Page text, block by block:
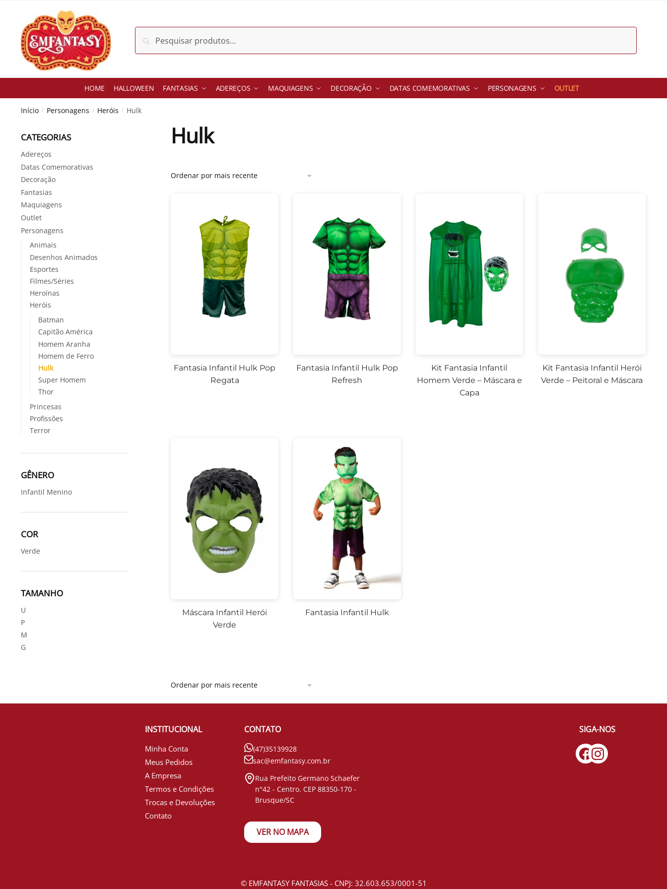
navigation
content
Pesquisar
por:
Pesquisar
HOME HALLOWEEN FANTASIAS ADEREÇOS MAQUIAGENS DECORAÇÃO DATAS COMEMORATIVAS PERSONAGENS OUTLET
Início / Personagens / Heróis / Hulk
Hulk
Fantasia Infantil Hulk Pop
Regata
Fantasia Infantil Hulk Pop
Refresh
Kit Fantasia Infantil
Homem Verde – Máscara e
Capa
Kit Fantasia Infantil Herói
Verde – Peitoral e Máscara
Máscara Infantil Herói
Verde
Fantasia Infantil Hulk
CATEGORIAS
Adereços
Datas Comemorativas
Decoração
Fantasias
Maquiagens
Outlet
Personagens
Animais
Desenhos Animados
Esportes
Filmes/Séries
Heroínas
Heróis
Batman
Capitão América
Homem Aranha
Homem de Ferro
Hulk
Super Homem
Thor
Princesas
Profissões
Terror
GÊNERO
Infantil Menino
COR
Verde
TAMANHO
U
P
M
G
INSTITUCIONAL
Minha Conta
Meus Pedidos
A Empresa
Termos e Condições
Trocas e Devoluções
Contato
CONTATO
(47)35139928
sac@emfantasy.com.br
Rua Prefeito Germano Schaefer
n°42 - Centro. CEP 88350-170 -
Brusque/SC
VER NO MAPA
SIGA-NOS
© EMFANTASY FANTASIAS - CNPJ: 32.603.653/0001-51